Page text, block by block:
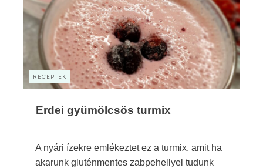
RECEPTEK
Erdei gyümölcsös turmix
A nyári ízekre emlékeztet ez a turmix, amit ha
akarunk gluténmentes zabpehellyel tudunk